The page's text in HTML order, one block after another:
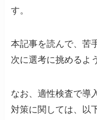
す。
本記事を読んで、苦
次に選考に挑めるよ
なお、適性検査で導
対策に関しては、以